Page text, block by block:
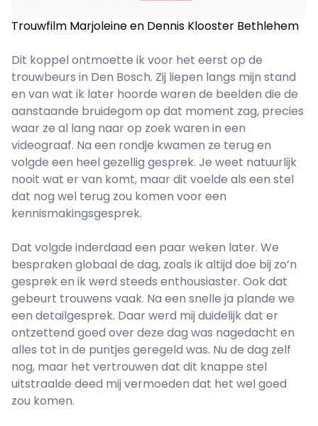
Trouwfilm Marjoleine en Dennis Klooster Bethlehem
Dit koppel ontmoette ik voor het eerst op de
trouwbeurs in Den Bosch. Zij liepen langs mijn stand
en van wat ik later hoorde waren de beelden die de
aanstaande bruidegom op dat moment zag, precies
waar ze al lang naar op zoek waren in een
videograaf. Na een rondje kwamen ze terug en
volgde een heel gezellig gesprek. Je weet natuurlijk
nooit wat er van komt, maar dit voelde als een stel
dat nog wel terug zou komen voor een
kennismakingsgesprek.
Dat volgde inderdaad een paar weken later. We
bespraken globaal de dag, zoals ik altijd doe bij zo’n
gesprek en ik werd steeds enthousiaster. Ook dat
gebeurt trouwens vaak. Na een snelle ja plande we
een detailgesprek. Daar werd mij duidelijk dat er
ontzettend goed over deze dag was nagedacht en
alles tot in de puntjes geregeld was. Nu de dag zelf
nog, maar het vertrouwen dat dit knappe stel
uitstraalde deed mij vermoeden dat het wel goed
zou komen.